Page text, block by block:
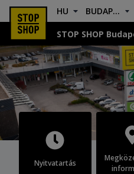
HU BUDAPEST
STOP SHOP
Budapest Hűvösvölgy
Nyitvatartás